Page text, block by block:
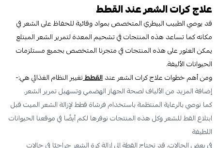
علاج كرات الشعر عند القطط
قد يوصي الطبيب البيطري المتخصص بمواد وقائية للحفاظ على الشعر في
مكانه كما تساعد هذه المنتجات في تشحيم المعدة لتمرير الشعر المبتلع
يمكن العثور على هذه المنتجات في متجرنا المتخصص بجميع مستلزمات
الحيوانات الأليفة.
ومن أهم خطوات علاج كرات الشعر عندالقططتغيير النظام الغذائي هي:-
إضافة المزيد من الألياف لصحة الجهاز الهضمي وتسهيل تمرير الشعر.
كما نوصي بالرعاية المنتظمة باستخدام فرشاة قطط لإزالة الشعر الميت قبل
ابتلاع القط للشعر وكل هذه المنتجات نوفرها لكم أيضًا في موقعنا الحيوانات
اللطيفة
في بعض الحالات، قد تحتاج القطة إلى إزالة كرة الشعر جراحيًا في حالات